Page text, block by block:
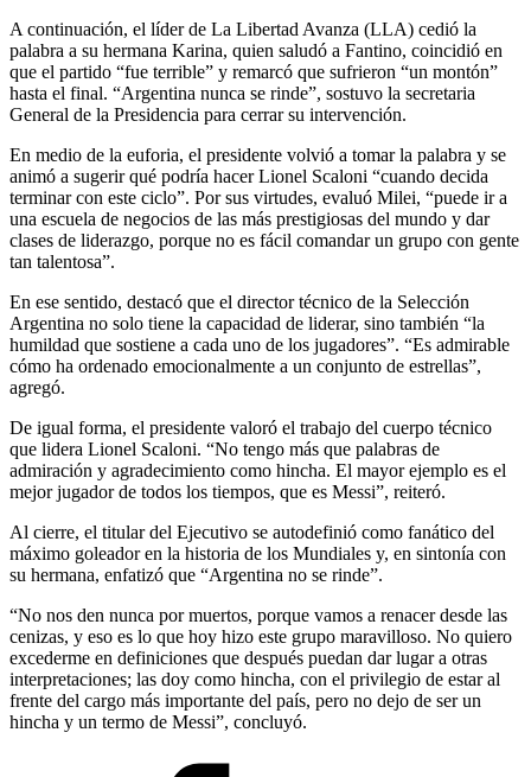
A continuación, el líder de La Libertad Avanza (LLA) cedió la
palabra a su hermana Karina, quien saludó a Fantino, coincidió en
que el partido “fue terrible” y remarcó que sufrieron “un montón”
hasta el final. “Argentina nunca se rinde”, sostuvo la secretaria
General de la Presidencia para cerrar su intervención.
En medio de la euforia, el presidente volvió a tomar la palabra y se
animó a sugerir qué podría hacer Lionel Scaloni “cuando decida
terminar con este ciclo”. Por sus virtudes, evaluó Milei, “puede ir a
una escuela de negocios de las más prestigiosas del mundo y dar
clases de liderazgo, porque no es fácil comandar un grupo con gente
tan talentosa”.
En ese sentido, destacó que el director técnico de la Selección
Argentina no solo tiene la capacidad de liderar, sino también “la
humildad que sostiene a cada uno de los jugadores”. “Es admirable
cómo ha ordenado emocionalmente a un conjunto de estrellas”,
agregó.
De igual forma, el presidente valoró el trabajo del cuerpo técnico
que lidera Lionel Scaloni. “No tengo más que palabras de
admiración y agradecimiento como hincha. El mayor ejemplo es el
mejor jugador de todos los tiempos, que es Messi”, reiteró.
Al cierre, el titular del Ejecutivo se autodefinió como fanático del
máximo goleador en la historia de los Mundiales y, en sintonía con
su hermana, enfatizó que “Argentina no se rinde”.
“No nos den nunca por muertos, porque vamos a renacer desde las
cenizas, y eso es lo que hoy hizo este grupo maravilloso. No quiero
excederme en definiciones que después puedan dar lugar a otras
interpretaciones; las doy como hincha, con el privilegio de estar al
frente del cargo más importante del país, pero no dejo de ser un
hincha y un termo de Messi”, concluyó.